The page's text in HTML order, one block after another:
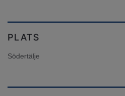
PLATS
Södertälje